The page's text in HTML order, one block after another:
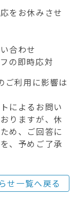
をお休みさせ
合わせ
の即時応対
ご利用に影響は
によるお問い
りますが、休
め、ご回答に
、予めご了承
せ一覧へ戻る